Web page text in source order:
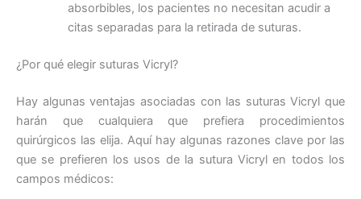
absorbibles, los pacientes no necesitan acudir a
citas separadas para la retirada de suturas.
¿Por qué elegir suturas Vicryl?
Hay algunas ventajas asociadas con las suturas Vicryl que
harán que cualquiera que prefiera procedimientos
quirúrgicos las elija. Aquí hay algunas razones clave por las
que se prefieren los usos de la sutura Vicryl en todos los
campos médicos: